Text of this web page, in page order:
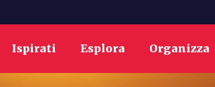
Ispirati Esplora Organizza